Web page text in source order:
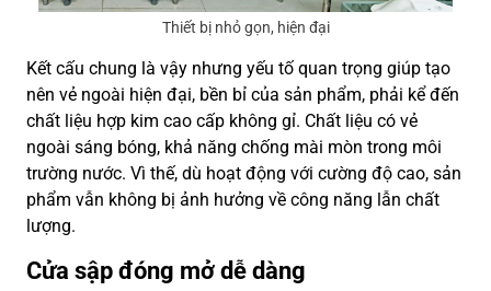
Thiết bị nhỏ gọn, hiện đại
Kết cấu chung là vậy nhưng yếu tố quan trọng giúp tạo
nên vẻ ngoài hiện đại, bền bỉ của sản phẩm, phải kể đến
chất liệu hợp kim cao cấp không gỉ. Chất liệu có vẻ
ngoài sáng bóng, khả năng chống mài mòn trong môi
trường nước. Vì thế, dù hoạt động với cường độ cao, sản
phẩm vẫn không bị ảnh hưởng về công năng lẫn chất
lượng.
Cửa sập đóng mở dễ dàng